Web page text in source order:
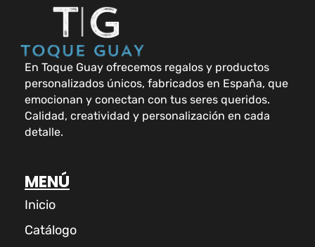
En Toque Guay ofrecemos regalos y productos
personalizados únicos, fabricados en España, que
emocionan y conectan con tus seres queridos.
Calidad, creatividad y personalización en cada
detalle.
MENÚ
Inicio
Catálogo